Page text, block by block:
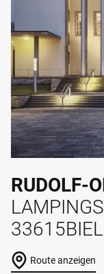
RUDOLF-
33615
Route anzeigen